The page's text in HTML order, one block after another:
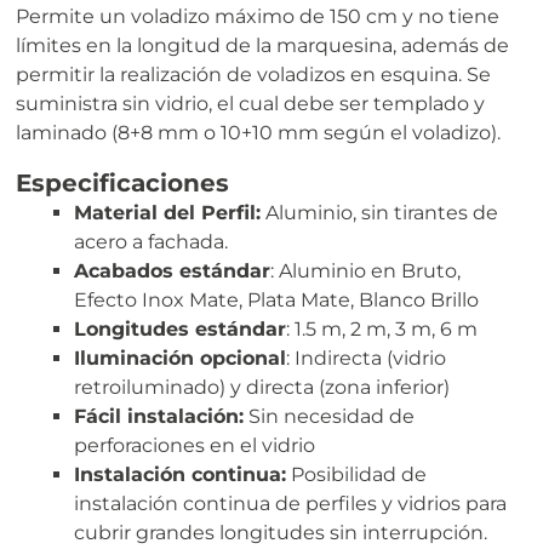
Permite un voladizo máximo de 150 cm y no tiene
límites en la longitud de la marquesina, además de
permitir la realización de voladizos en esquina. Se
suministra sin vidrio, el cual debe ser templado y
laminado (8+8 mm o 10+10 mm según el voladizo).
Especificaciones
Material del Perfil:Aluminio, sin tirantes de
acero a fachada.
Acabados estándar: Aluminio en Bruto,
Efecto Inox Mate, Plata Mate, Blanco Brillo
Longitudes estándar: 1.5 m, 2 m, 3 m, 6 m
Iluminación opcional: Indirecta (vidrio
retroiluminado) y directa (zona inferior)
Fácil instalación:Sin necesidad de
perforaciones en el vidrio
Instalación continua:Posibilidad de
instalación continua de perfiles y vidrios para
cubrir grandes longitudes sin interrupción.